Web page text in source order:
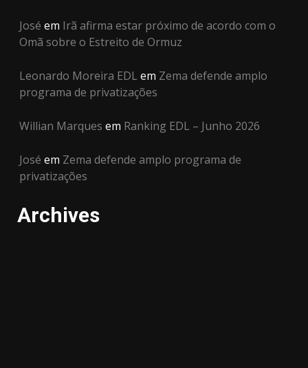
José em Irã afirma estar próximo de acordo com o
Omã sobre o Estreito de Ormuz
Leonardo Moreira EDL em Zema defende amplo
programa de privatizações
Willian Marques em Ranking EDL – Junho 2026
José em Zema defende amplo programa de
privatizações
Archives